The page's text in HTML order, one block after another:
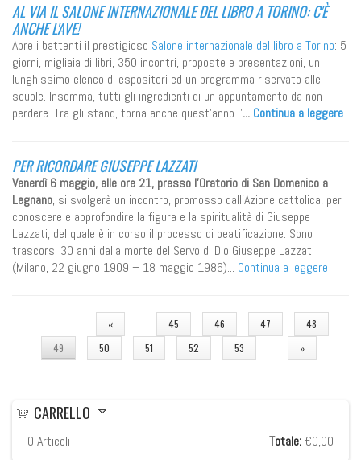
AL VIA IL SALONE INTERNAZIONALE DEL LIBRO A TORINO: C'È
ANCHE L'AVE!
Apre i battenti il prestigioso Salone internazionale del libro a Torino: 5
giorni, migliaia di libri, 350 incontri, proposte e presentazioni, un
lunghissimo elenco di espositori ed un programma riservato alle
scuole. Insomma, tutti gli ingredienti di un appuntamento da non
perdere. Tra gli stand, torna anche quest'anno l'... Continua a leggere
PER RICORDARE GIUSEPPE LAZZATI
Venerdì 6 maggio, alle ore 21, presso l’Oratorio di San Domenico a
Legnano, si svolgerà un incontro, promosso dall’Azione cattolica, per
conoscere e approfondire la figura e la spiritualità di Giuseppe
Lazzati, del quale è in corso il processo di beatificazione. Sono
trascorsi 30 anni dalla morte del Servo di Dio Giuseppe Lazzati
(Milano, 22 giugno 1909 – 18 maggio 1986)... Continua a leggere
« … 45 46 47
48
49
50 51 52 53 … »
CARRELLO
0 Articoli Totale: €0,00